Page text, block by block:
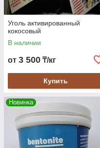
Уголь активированный
кокосовый
В наличии
от 3 500 ₸/кг
Купить
Новинка